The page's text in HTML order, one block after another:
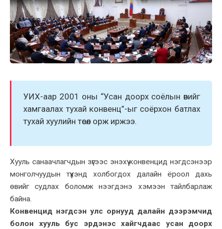
УИХ-аар 2001 оны “Усан доорх соёлын өвийг
хамгаалах тухай конвенц”-ыг соёрхон батлах
тухай хуулийн төсөл орж иржээ.
Хууль санаачлагчдын зүгээс энэхүү конвенцид нэгдсэнээр
монголчуудын түүхэнд холбогдох далайн ёроол дахь
өвийг судлах боломж нээгдэнэ хэмээн тайлбарлаж
байна.
Конвенцид нэгдсэн улс орнууд далайн дээрэмчид
болон хууль бус эрдэнэс хайгчдаас усан доорх